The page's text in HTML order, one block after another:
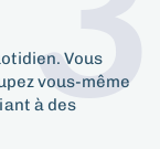
Vous
vous-même
à des